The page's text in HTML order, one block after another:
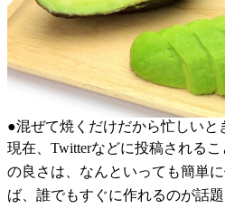
●混ぜて焼くだけだから忙しいと
現在、Twitterなどに投稿される
の良さは、なんといっても簡単
ば、誰でもすぐに作れるのが話